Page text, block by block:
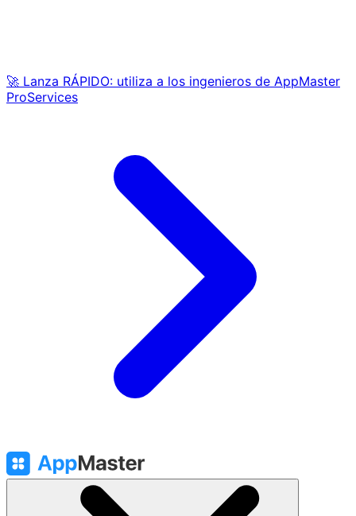
🚀 Lanza RÁPIDO: utiliza a los ingenieros de AppMaster
ProServices